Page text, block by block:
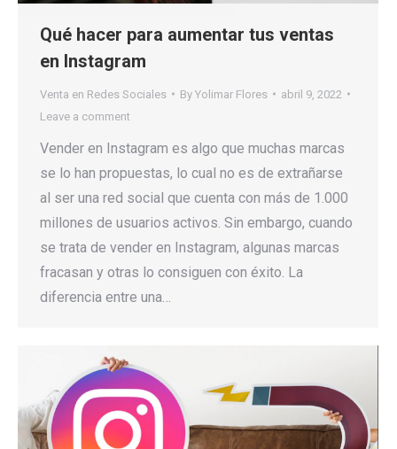
Qué hacer para aumentar tus ventas
en Instagram
Venta en Redes Sociales By Yolimar Flores
abril 9, 2022
Leave a comment
Vender en Instagram es algo que muchas marcas
se lo han propuestas, lo cual no es de extrañarse
al ser una red social que cuenta con más de 1.000
millones de usuarios activos. Sin embargo, cuando
se trata de vender en Instagram, algunas marcas
fracasan y otras lo consiguen con éxito. La
diferencia entre una…